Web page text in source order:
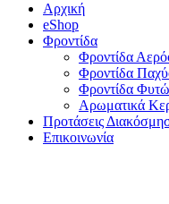
Αρχική
eShop
Φροντίδα
Φροντίδα
Φροντίδα
Φροντίδα
Αρωματικά
Προτάσεις
Επικοινωνία